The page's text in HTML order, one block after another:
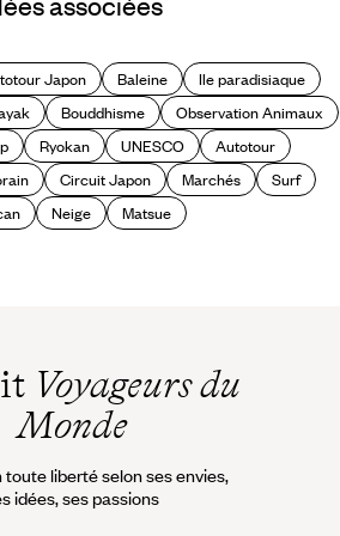
Japon Baleine
Ile paradisiaque
Bouddhisme
Observation Animaux
Ryokan UNESCO
Autotour
Circuit Japon Marchés
Surf
Neige Matsue
Voyageurs du
Monde
toute liberté selon ses envies,
idées, ses passions